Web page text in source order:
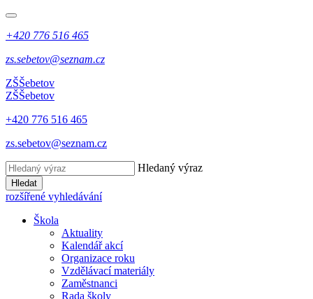
+420 776 516 465
zs.sebetov@seznam.cz
ZŠŠebetov
ZŠŠebetov
+420 776 516 465
zs.sebetov@seznam.cz
Hledaný výraz
Hledat
rozšířené vyhledávání
Škola
Aktuality
Kalendář akcí
Organizace roku
Vzdělávací materiály
Zaměstnanci
Rada školy